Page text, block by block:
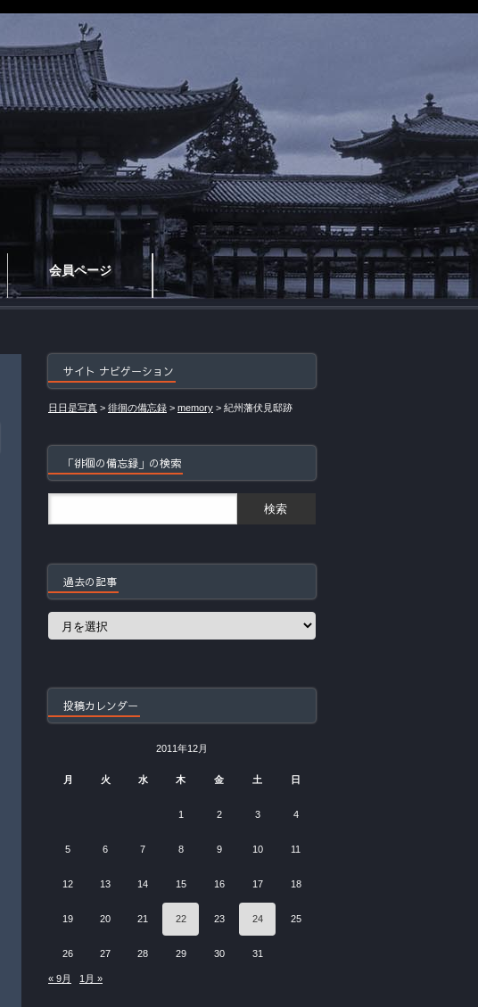
会員ページ
サイト ナビゲーション
日日是写真 > 徘徊の備忘録 > memory > 紀州藩伏見邸跡
「徘徊の備忘録」の検索
過去の記事
過
投稿カレンダー
2011年12月
月 火 水 木 金 土 日
1 2 3 4
5 6 7 8 9 10 11
12 13 14 15 16 17 18
19 20 21 22 23 24 25
26 27 28 29 30 31
« 9月 1月 »